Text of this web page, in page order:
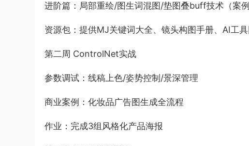
进阶篇：局部重绘/图生词混图/垫图叠buff技术（案
资源包：提供MJ关键词大全、镜头构图手册、AI工
第二周 ControlNet实战
参数调试：线稿上色/姿势控制/景深管理
商业案例：化妆品广告图生成全流程
作业：完成3组风格化产品海报